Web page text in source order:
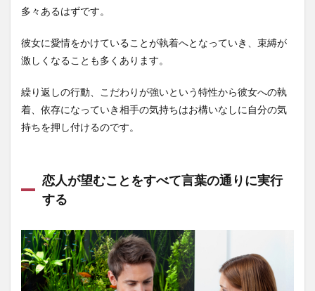
多々あるはずです。
彼女に愛情をかけていることが執着へとなっていき、束縛が
激しくなることも多くあります。
繰り返しの行動、こだわりが強いという特性から彼女への執
着、依存になっていき相手の気持ちはお構いなしに自分の気
持ちを押し付けるのです。
恋人が望むことをすべて言葉の通りに実行
する